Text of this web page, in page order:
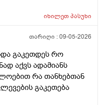
დაეხმარება ეს
იხილეთპასუხი
თარიღი :09-05-2026
გაკეთდეს რო
აქვს ადამიანს
რა თანხებთან
გაკეთება